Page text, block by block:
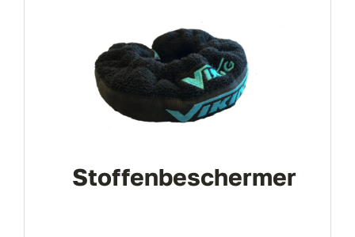
Stoffenbeschermer